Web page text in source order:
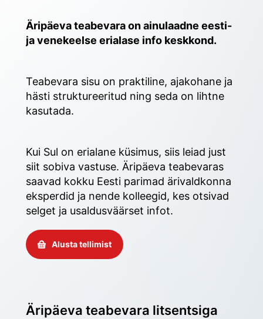
Äripäeva teabevara on ainulaadne eesti-
ja venekeelse erialase info keskkond.
Teabevara sisu on praktiline, ajakohane ja
hästi struktureeritud ning seda on lihtne
kasutada.
Kui Sul on erialane küsimus, siis leiad just
siit sobiva vastuse. Äripäeva teabevaras
saavad kokku Eesti parimad ärivaldkonna
eksperdid ja nende kolleegid, kes otsivad
selget ja usaldusväärset infot.
Alusta tellimist
Äripäeva teabevara litsentsiga